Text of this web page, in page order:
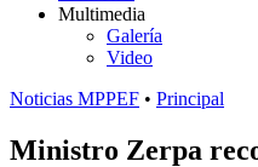
Multimedia
Galería
Video
Noticias MPPEF • Principal
Ministro Zerpa